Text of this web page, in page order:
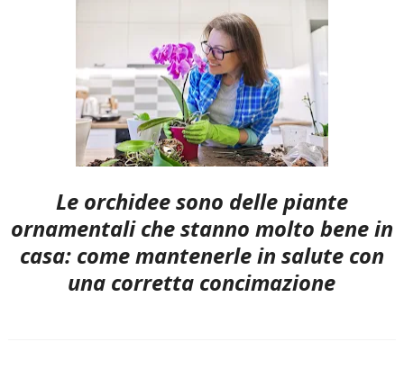
Le orchidee sono delle piante
ornamentali che stanno molto bene in
casa: come mantenerle in salute con
una corretta concimazione